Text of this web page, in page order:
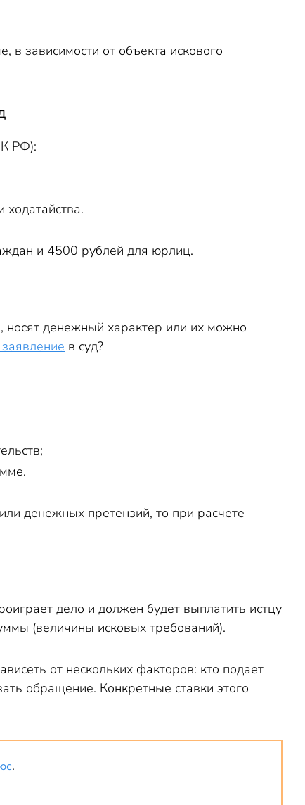
в зависимости от объекта искового
РФ):
и 4500 рублей для юрлиц.
носят денежный характер или их можно
в суд?
денежных претензий, то при расчете
дело и должен будет выплатить истцу
(величины исковых требований).
от нескольких факторов: кто подает
обращение. Конкретные ставки этого
.